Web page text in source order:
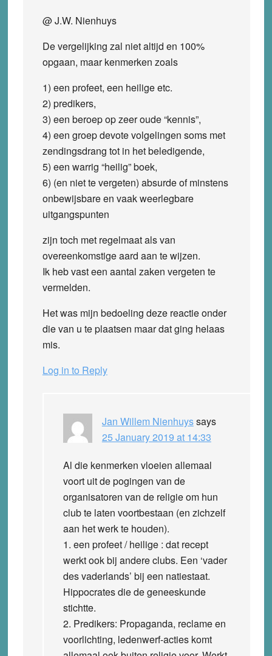
@ J.W. Nienhuys
De vergelijking zal niet altijd en 100%
opgaan, maar kenmerken zoals
1) een profeet, een heilige etc.
2) predikers,
3) een beroep op zeer oude “kennis”,
4) een groep devote volgelingen soms met
zendingsdrang tot in het beledigende,
5) een warrig “heilig” boek,
6) (en niet te vergeten) absurde of minstens
onbewijsbare en vaak weerlegbare
uitgangspunten
zijn toch met regelmaat als van
overeenkomstige aard aan te wijzen.
Ik heb vast een aantal zaken vergeten te
vermelden.
Het was mijn bedoeling deze reactie onder
die van u te plaatsen maar dat ging helaas
mis.
Log in to Reply
Jan Willem Nienhuyssays
25 January 2019 at 14:33
Al die kenmerken vloeien allemaal
voort uit de pogingen van de
organisatoren van de religie om hun
club te laten voortbestaan (en zichzelf
aan het werk te houden).
1. een profeet / heilige : dat recept
werkt ook bij andere clubs. Een ‘vader
des vaderlands’ bij een natiestaat.
Hippocrates die de geneeskunde
stichtte.
2. Predikers: Propaganda, reclame en
voorlichting, ledenwerf-acties komt